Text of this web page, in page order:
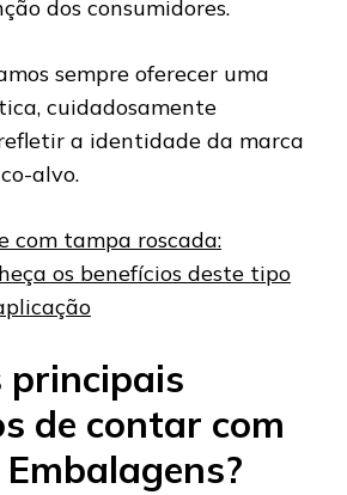
dos consumidores.
sempre oferecer uma
cuidadosamente
a identidade da marca
alvo.
com tampa roscada:
os benefícios deste tipo
principais
de contar com